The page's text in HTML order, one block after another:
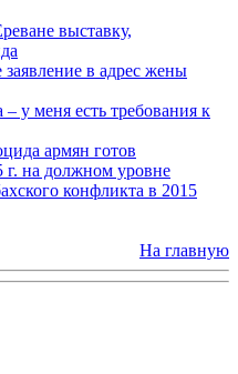
выставку,
в адрес жены
у меня есть требования к
армян готов
на должном уровне
конфликта в 2015
На главную